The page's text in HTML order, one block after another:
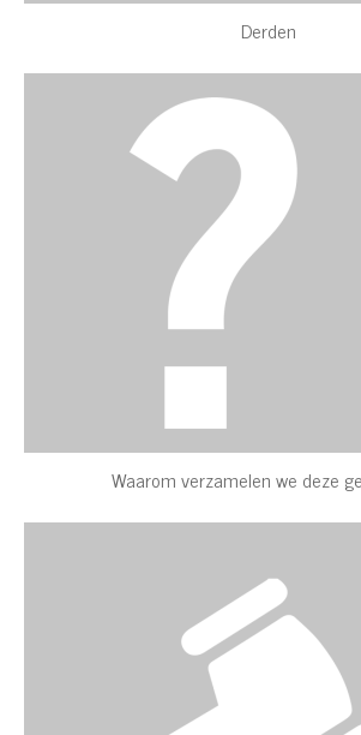
Derden
Waarom verzamelen we deze